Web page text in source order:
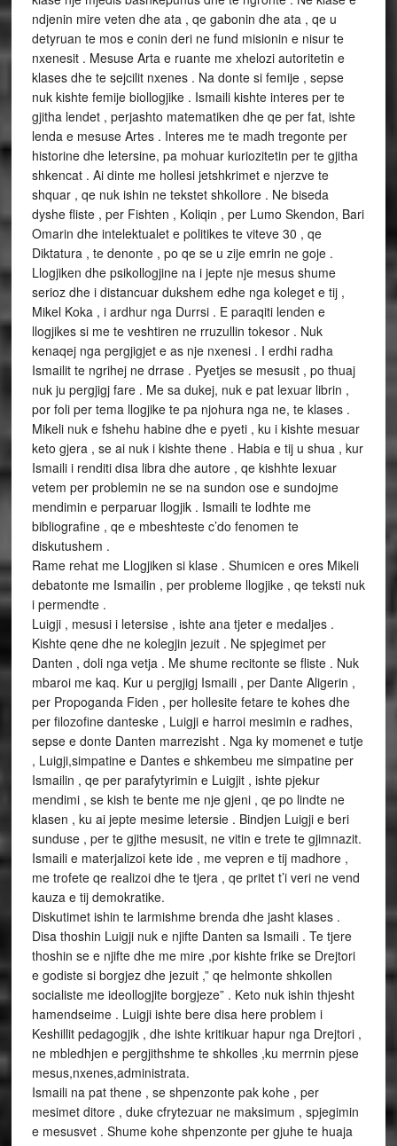
ndjenin mire veten dhe ata , qe gabonin dhe ata , qe u
detyruan te mos e conin deri ne fund misionin e nisur te
nxenesit . Mesuse Arta e ruante me xhelozi autoritetin e
klases dhe te sejcilit nxenes . Na donte si femije , sepse
nuk kishte femije biollogjike . Ismaili kishte interes per te
gjitha lendet , perjashto matematiken dhe qe per fat, ishte
lenda e mesuse Artes . Interes me te madh tregonte per
historine dhe letersine, pa mohuar kuriozitetin per te gjitha
shkencat . Ai dinte me hollesi jetshkrimet e njerzve te
shquar , qe nuk ishin ne tekstet shkollore . Ne biseda
dyshe fliste , per Fishten , Koliqin , per Lumo Skendon, Bari
Omarin dhe intelektualet e politikes te viteve 30 , qe
Diktatura , te denonte , po qe se u zije emrin ne goje .
Llogjiken dhe psikollogjine na i jepte nje mesus shume
serioz dhe i distancuar dukshem edhe nga koleget e tij ,
Mikel Koka , i ardhur nga Durrsi . E paraqiti lenden e
llogjikes si me te veshtiren ne rruzullin tokesor . Nuk
kenaqej nga pergjigjet e as nje nxenesi . I erdhi radha
Ismailit te ngrihej ne drrase . Pyetjes se mesusit , po thuaj
nuk ju pergjigj fare . Me sa dukej, nuk e pat lexuar librin ,
por foli per tema llogjike te pa njohura nga ne, te klases .
Mikeli nuk e fshehu habine dhe e pyeti , ku i kishte mesuar
keto gjera , se ai nuk i kishte thene . Habia e tij u shua , kur
Ismaili i renditi disa libra dhe autore , qe kishhte lexuar
vetem per problemin ne se na sundon ose e sundojme
mendimin e perparuar llogjik . Ismaili te lodhte me
bibliografine , qe e mbeshteste c’do fenomen te
diskutushem .
Rame rehat me Llogjiken si klase . Shumicen e ores Mikeli
debatonte me Ismailin , per probleme llogjike , qe teksti nuk
i permendte .
Luigji , mesusi i letersise , ishte ana tjeter e medaljes .
Kishte qene dhe ne kolegjin jezuit . Ne spjegimet per
Danten , doli nga vetja . Me shume recitonte se fliste . Nuk
mbaroi me kaq. Kur u pergjigj Ismaili , per Dante Aligerin ,
per Propoganda Fiden , per hollesite fetare te kohes dhe
per filozofine danteske , Luigji e harroi mesimin e radhes,
sepse e donte Danten marrezisht . Nga ky momenet e tutje
, Luigji,simpatine e Dantes e shkembeu me simpatine per
Ismailin , qe per parafytyrimin e Luigjit , ishte pjekur
mendimi , se kish te bente me nje gjeni , qe po lindte ne
klasen , ku ai jepte mesime letersie . Bindjen Luigji e beri
sunduse , per te gjithe mesusit, ne vitin e trete te gjimnazit.
Ismaili e materjalizoi kete ide , me vepren e tij madhore ,
me trofete qe realizoi dhe te tjera , qe pritet t’i veri ne vend
kauza e tij demokratike.
Diskutimet ishin te larmishme brenda dhe jasht klases .
Disa thoshin Luigji nuk e njifte Danten sa Ismaili . Te tjere
thoshin se e njifte dhe me mire ,por kishte frike se Drejtori
e godiste si borgjez dhe jezuit ,” qe helmonte shkollen
socialiste me ideollogjite borgjeze” . Keto nuk ishin thjesht
hamendseime . Luigji ishte bere disa here problem i
Keshillit pedagogjik , dhe ishte kritikuar hapur nga Drejtori ,
ne mbledhjen e pergjithshme te shkolles ,ku merrnin pjese
mesus,nxenes,administrata.
Ismaili na pat thene , se shpenzonte pak kohe , per
mesimet ditore , duke cfrytezuar ne maksimum , spjegimin
e mesusvet . Shume kohe shpenzonte per gjuhe te huaja